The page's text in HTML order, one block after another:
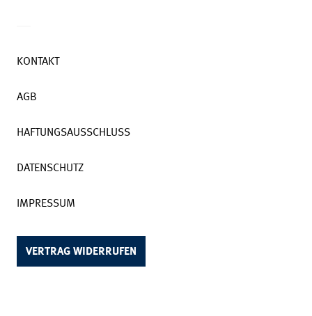
KONTAKT
AGB
HAFTUNGSAUSSCHLUSS
DATENSCHUTZ
IMPRESSUM
VERTRAG WIDERRUFEN